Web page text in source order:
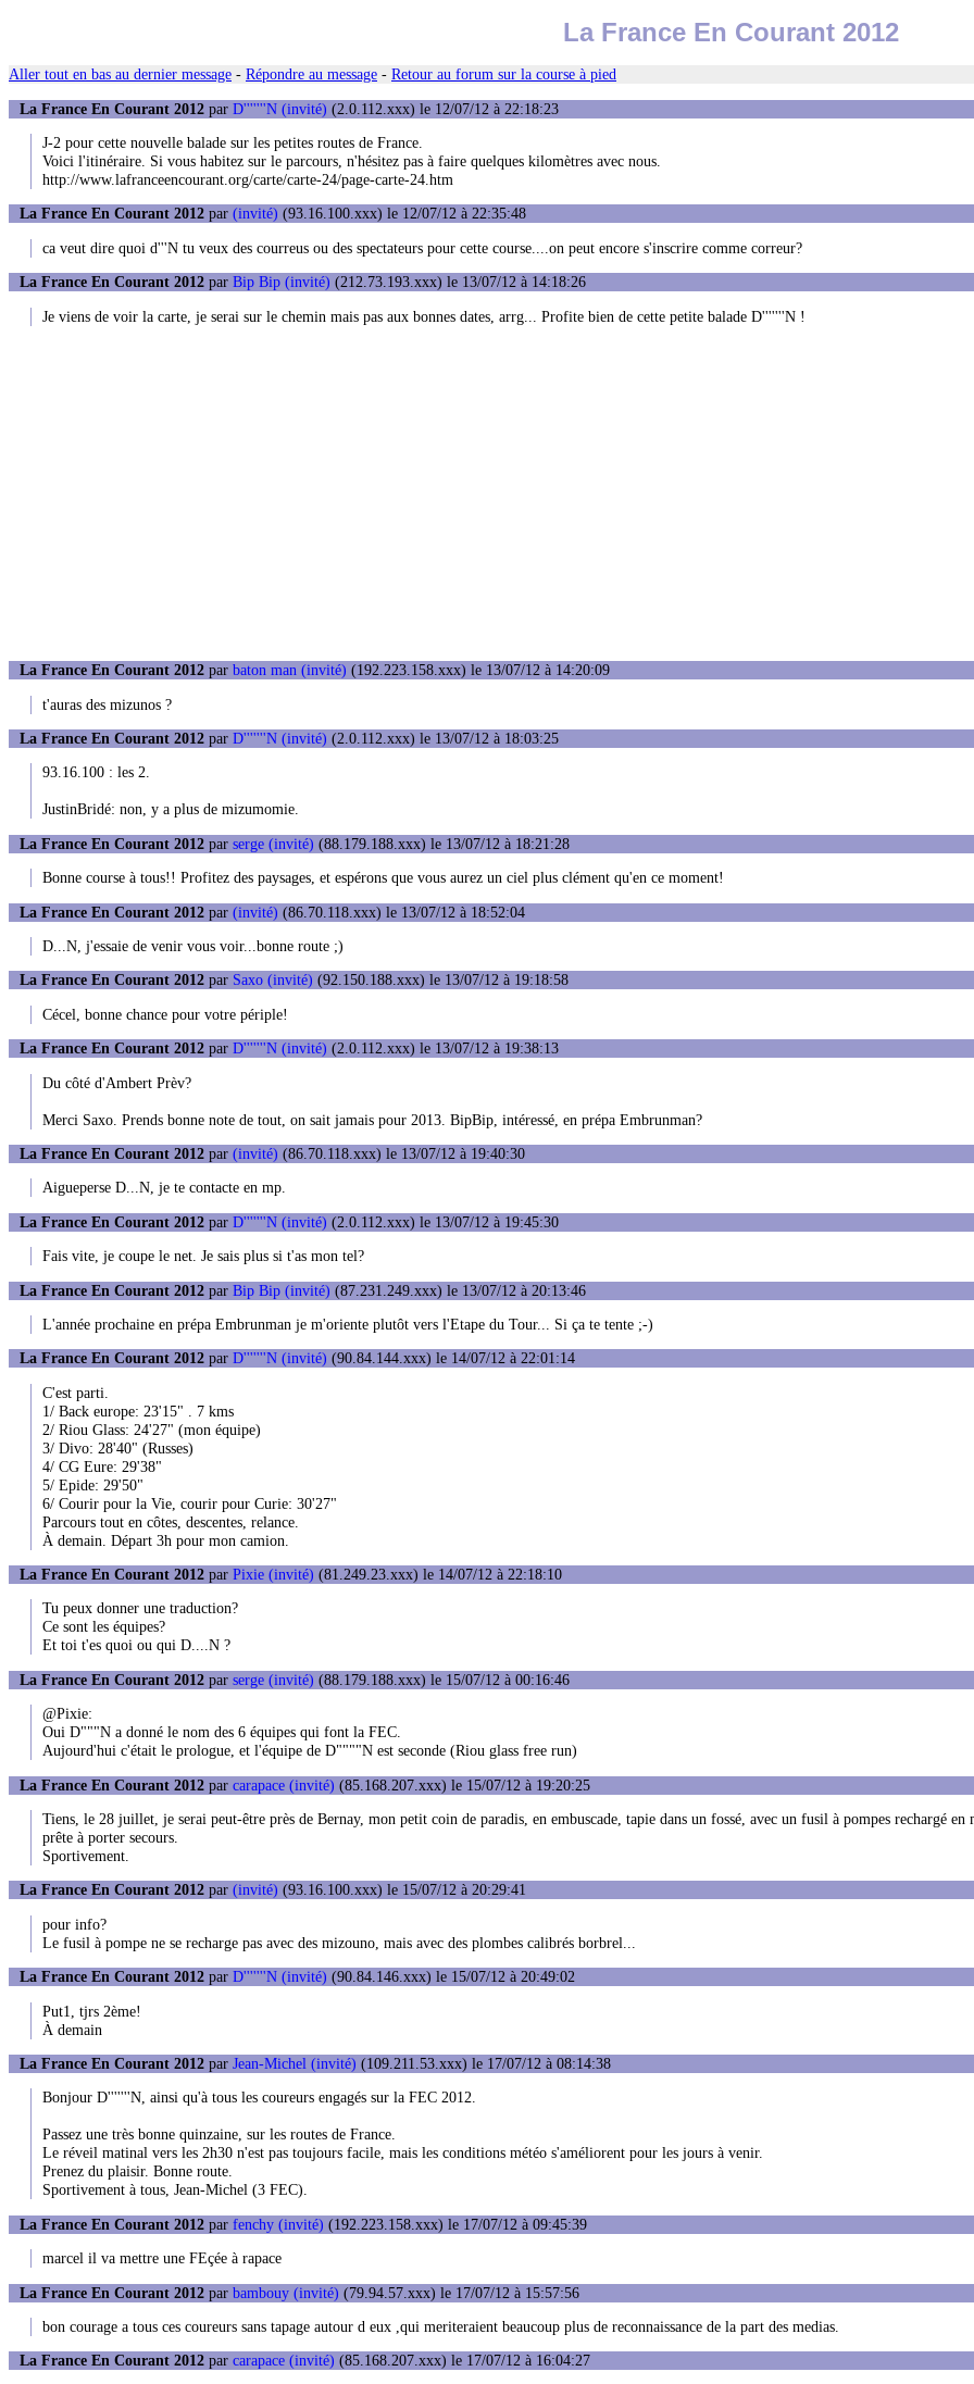
La France En Courant 2012
Aller tout en bas au dernier message - Répondre au message - Retour au forum sur la course à pied
La France En Courant 2012 par D'''''''N (invité) (2.0.112.xxx) le 12/07/12 à 22:18:23
J-2 pour cette nouvelle balade sur les petites routes de France.
Voici l'itinéraire. Si vous habitez sur le parcours, n'hésitez pas à faire quelques kilomètres avec nous.
http://www.lafranceencourant.org/carte/carte-24/page-carte-24.htm
La France En Courant 2012 par (invité) (93.16.100.xxx) le 12/07/12 à 22:35:48
ca veut dire quoi d'''N tu veux des courreus ou des spectateurs pour cette course....on peut encore s'inscrire comme correur?
La France En Courant 2012 par Bip Bip (invité) (212.73.193.xxx) le 13/07/12 à 14:18:26
Je viens de voir la carte, je serai sur le chemin mais pas aux bonnes dates, arrg... Profite bien de cette petite balade D'''''''N !
La France En Courant 2012 par baton man (invité) (192.223.158.xxx) le 13/07/12 à 14:20:09
t'auras des mizunos ?
La France En Courant 2012 par D'''''''N (invité) (2.0.112.xxx) le 13/07/12 à 18:03:25
93.16.100 : les 2.
JustinBridé: non, y a plus de mizumomie.
La France En Courant 2012 par serge (invité) (88.179.188.xxx) le 13/07/12 à 18:21:28
Bonne course à tous!! Profitez des paysages, et espérons que vous aurez un ciel plus clément qu'en ce moment!
La France En Courant 2012 par (invité) (86.70.118.xxx) le 13/07/12 à 18:52:04
D...N, j'essaie de venir vous voir...bonne route ;)
La France En Courant 2012 par Saxo (invité) (92.150.188.xxx) le 13/07/12 à 19:18:58
Cécel, bonne chance pour votre périple!
La France En Courant 2012 par D'''''''N (invité) (2.0.112.xxx) le 13/07/12 à 19:38:13
Du côté d'Ambert Prèv?
Merci Saxo. Prends bonne note de tout, on sait jamais pour 2013. BipBip, intéressé, en prépa Embrunman?
La France En Courant 2012 par (invité) (86.70.118.xxx) le 13/07/12 à 19:40:30
Aigueperse D...N, je te contacte en mp.
La France En Courant 2012 par D'''''''N (invité) (2.0.112.xxx) le 13/07/12 à 19:45:30
Fais vite, je coupe le net. Je sais plus si t'as mon tel?
La France En Courant 2012 par Bip Bip (invité) (87.231.249.xxx) le 13/07/12 à 20:13:46
L'année prochaine en prépa Embrunman je m'oriente plutôt vers l'Etape du Tour... Si ça te tente ;-)
La France En Courant 2012 par D'''''''N (invité) (90.84.144.xxx) le 14/07/12 à 22:01:14
C'est parti.
1/ Back europe: 23'15" . 7 kms
2/ Riou Glass: 24'27" (mon équipe)
3/ Divo: 28'40" (Russes)
4/ CG Eure: 29'38"
5/ Epide: 29'50"
6/ Courir pour la Vie, courir pour Curie: 30'27"
Parcours tout en côtes, descentes, relance.
À demain. Départ 3h pour mon camion.
La France En Courant 2012 par Pixie (invité) (81.249.23.xxx) le 14/07/12 à 22:18:10
Tu peux donner une traduction?
Ce sont les équipes?
Et toi t'es quoi ou qui D....N ?
La France En Courant 2012 par serge (invité) (88.179.188.xxx) le 15/07/12 à 00:16:46
@Pixie:
Oui D"""N a donné le nom des 6 équipes qui font la FEC.
Aujourd'hui c'était le prologue, et l'équipe de D""""N est seconde (Riou glass free run)
La France En Courant 2012 par carapace (invité) (85.168.207.xxx) le 15/07/12 à 19:20:25
Tiens, le 28 juillet, je serai peut-être près de Bernay, mon petit coin de paradis, en embuscade, tapie dans un fossé, avec un fusil à pompes rechargé en
prête à porter secours.
Sportivement.
La France En Courant 2012 par (invité) (93.16.100.xxx) le 15/07/12 à 20:29:41
pour info?
Le fusil à pompe ne se recharge pas avec des mizouno, mais avec des plombes calibrés borbrel...
La France En Courant 2012 par D'''''''N (invité) (90.84.146.xxx) le 15/07/12 à 20:49:02
Put1, tjrs 2ème!
À demain
La France En Courant 2012 par Jean-Michel (invité) (109.211.53.xxx) le 17/07/12 à 08:14:38
Bonjour D'''''''N, ainsi qu'à tous les coureurs engagés sur la FEC 2012.
Passez une très bonne quinzaine, sur les routes de France.
Le réveil matinal vers les 2h30 n'est pas toujours facile, mais les conditions météo s'améliorent pour les jours à venir.
Prenez du plaisir. Bonne route.
Sportivement à tous, Jean-Michel (3 FEC).
La France En Courant 2012 par fenchy (invité) (192.223.158.xxx) le 17/07/12 à 09:45:39
marcel il va mettre une FEçée à rapace
La France En Courant 2012 par bambouy (invité) (79.94.57.xxx) le 17/07/12 à 15:57:56
bon courage a tous ces coureurs sans tapage autour d eux ,qui meriteraient beaucoup plus de reconnaissance de la part des medias.
La France En Courant 2012 par carapace (invité) (85.168.207.xxx) le 17/07/12 à 16:04:27